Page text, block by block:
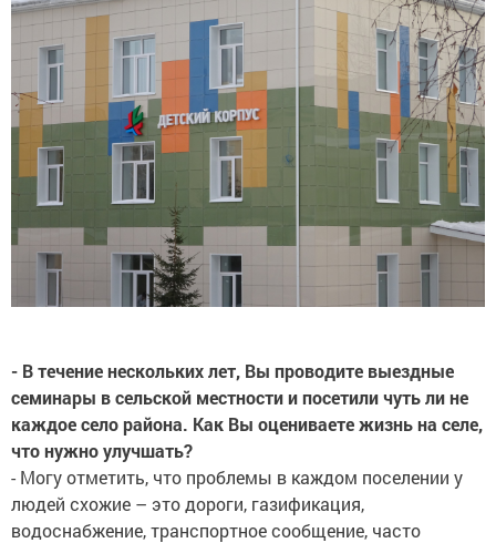
- В течение нескольких лет, Вы проводите выездные
семинары в сельской местности и посетили чуть ли не
каждое село района. Как Вы оцениваете жизнь на селе,
что нужно улучшать?
- Могу отметить, что проблемы в каждом поселении у
людей схожие – это дороги, газификация,
водоснабжение, транспортное сообщение, часто